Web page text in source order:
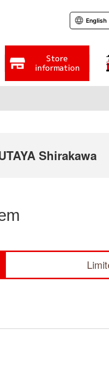
Store
information
English
Shirakawa